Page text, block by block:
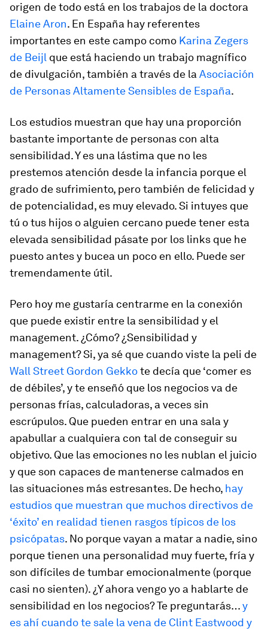
origen de todo está en los trabajos de la doctora
Elaine Aron. En España hay referentes
importantes en este campo como Karina Zegers
de Beijl que está haciendo un trabajo magnífico
de divulgación, también a través de la Asociación
de Personas Altamente Sensibles de España.
Los estudios muestran que hay una proporción
bastante importante de personas con alta
sensibilidad. Y es una lástima que no les
prestemos atención desde la infancia porque el
grado de sufrimiento, pero también de felicidad y
de potencialidad, es muy elevado. Si intuyes que
tú o tus hijos o alguien cercano puede tener esta
elevada sensibilidad pásate por los links que he
puesto antes y bucea un poco en ello. Puede ser
tremendamente útil.
Pero hoy me gustaría centrarme en la conexión
que puede existir entre la sensibilidad y el
management. ¿Cómo? ¿Sensibilidad y
management? Si, ya sé que cuando viste la peli de
Wall Street Gordon Gekkote decía que ‘comer es
de débiles’, y te enseñó que los negocios va de
personas frías, calculadoras, a veces sin
escrúpulos. Que pueden entrar en una sala y
apabullar a cualquiera con tal de conseguir su
objetivo. Que las emociones no les nublan el juicio
y que son capaces de mantenerse calmados en
las situaciones más estresantes. De hecho, hay
estudios que muestran que muchos directivos de
‘éxito’ en realidad tienen rasgos típicos de los
psicópatas. No porque vayan a matar a nadie, sino
porque tienen una personalidad muy fuerte, fría y
son difíciles de tumbar emocionalmente (porque
casi no sienten). ¿Y ahora vengo yo a hablarte de
sensibilidad en los negocios? Te preguntarás…y
es ahí cuando te sale la vena de Clint Eastwood y